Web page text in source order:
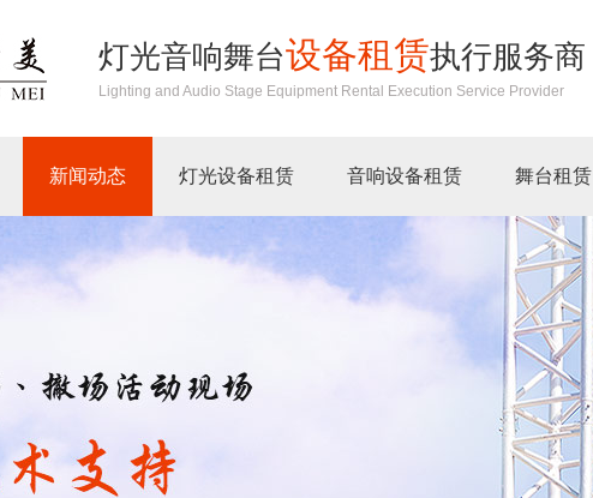
灯光音响舞台设备租赁执行服务商
Lighting and Audio Stage Equipment Rental Execution Service Provider
新闻动态 灯光设备租赁 音响设备租赁 舞台租赁